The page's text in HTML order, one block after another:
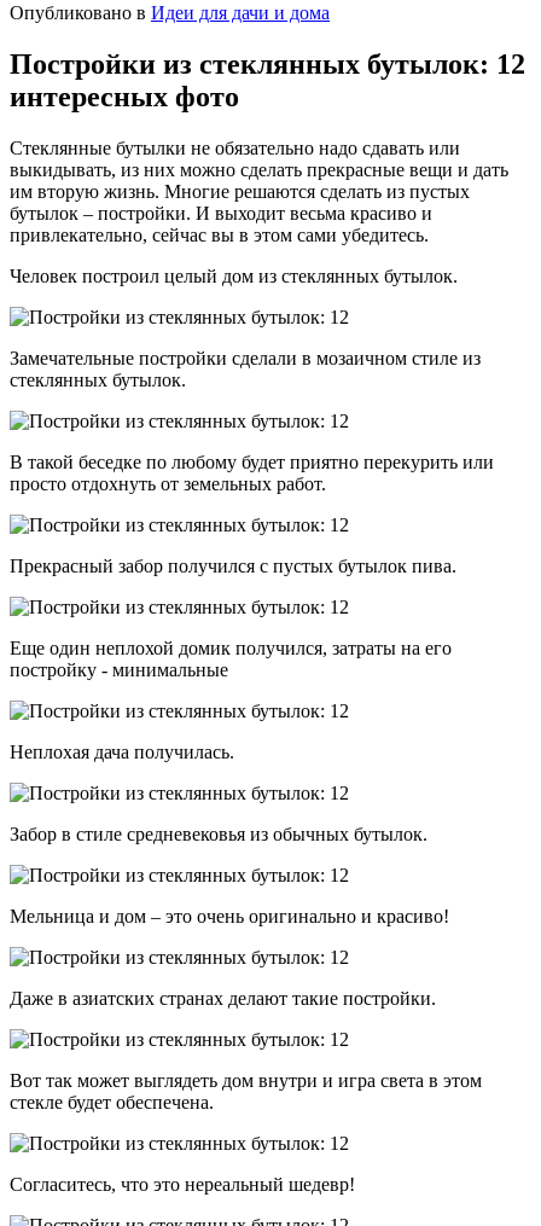
Опубликовано в Идеи для дачи и дома
Постройки из стеклянных бутылок: 12
интересных фото
Стеклянные бутылки не обязательно надо сдавать или
выкидывать, из них можно сделать прекрасные вещи и дать
им вторую жизнь. Многие решаются сделать из пустых
бутылок – постройки. И выходит весьма красиво и
привлекательно, сейчас вы в этом сами убедитесь.
Человек построил целый дом из стеклянных бутылок.
Замечательные постройки сделали в мозаичном стиле из
стеклянных бутылок.
В такой беседке по любому будет приятно перекурить или
просто отдохнуть от земельных работ.
Прекрасный забор получился с пустых бутылок пива.
Еще один неплохой домик получился, затраты на его
постройку - минимальные
Неплохая дача получилась.
Забор в стиле средневековья из обычных бутылок.
Мельница и дом – это очень оригинально и красиво!
Даже в азиатских странах делают такие постройки.
Вот так может выглядеть дом внутри и игра света в этом
стекле будет обеспечена.
Согласитесь, что это нереальный шедевр!